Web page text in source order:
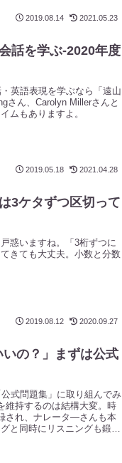
2019.08.14 2021.05.23
話を学ぶ‐2020年度
英語表現を学ぶなら「遠山
さん、Carolyn Millerさんと
ムもありますよ。
2019.05.18 2021.04.28
3ケタずつ区切って
惑いますね。「3桁ずつに
きても大丈夫。小数と分数
2019.08.12 2020.09.27
の？」まずは公式
式問題集」に取り組んでみ
維持するのは結構大変。時
され、ナレータ―さんも本
と同時にリスニングも鍛え